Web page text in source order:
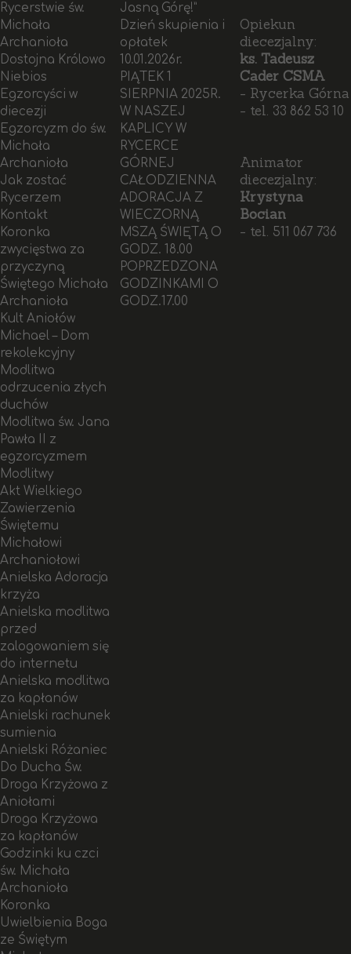
Rycerstwie św.
Michała
Archanioła
Dostojna Królowo
Niebios
Egzorcyści w
diecezji
Egzorcyzm do św.
Michała
Archanioła
Jak zostać
Rycerzem
Kontakt
Koronka
zwycięstwa za
przyczyną
Świętego Michała
Archanioła
Kult Aniołów
Michael – Dom
rekolekcyjny
Modlitwa
odrzucenia złych
duchów
Modlitwa św. Jana
Pawła II z
egzorcyzmem
Modlitwy
Akt Wielkiego
Zawierzenia
Świętemu
Michałowi
Archaniołowi
Anielska Adoracja
krzyża
Anielska modlitwa
przed
zalogowaniem się
do internetu
Anielska modlitwa
za kapłanów
Anielski rachunek
sumienia
Anielski Różaniec
Do Ducha Św.
Droga Krzyżowa z
Aniołami
Droga Krzyżowa
za kapłanów
Godzinki ku czci
św. Michała
Archanioła
Koronka
Uwielbienia Boga
ze Świętym
Jasną Górę!”
Dzień skupienia i
opłatek
10.01.2026r.
PIĄTEK 1
SIERPNIA 2025R.
W NASZEJ
KAPLICY W
RYCERCE
GÓRNEJ
CAŁODZIENNA
ADORACJA Z
WIECZORNĄ
MSZĄ ŚWIĘTĄ O
GODZ. 18.00
POPRZEDZONA
GODZINKAMI O
GODZ.17.00
Opiekun
diecezjalny:
ks. Tadeusz
Cader CSMA
- Rycerka Górna
- tel. 33 862 53 10
Animator
diecezjalny:
Krystyna
Bocian
- tel. 511 067 736